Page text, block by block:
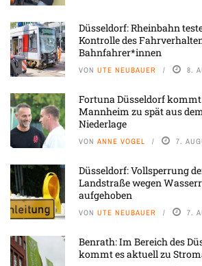
Düsseldorf: Rheinbahn
Kontrolle des
Bahnfahrer*innen
VON UTE NEUBAUER 8.
Fortuna Düsseldorf
Mannheim zu spät aus
Niederlage
VON ANNE VOGEL 7.
Düsseldorf: Vollsperrung
Landstraße wegen
aufgehoben
VON UTE NEUBAUER 7.
Benrath: Im Bereich des
kommt es aktuell zu